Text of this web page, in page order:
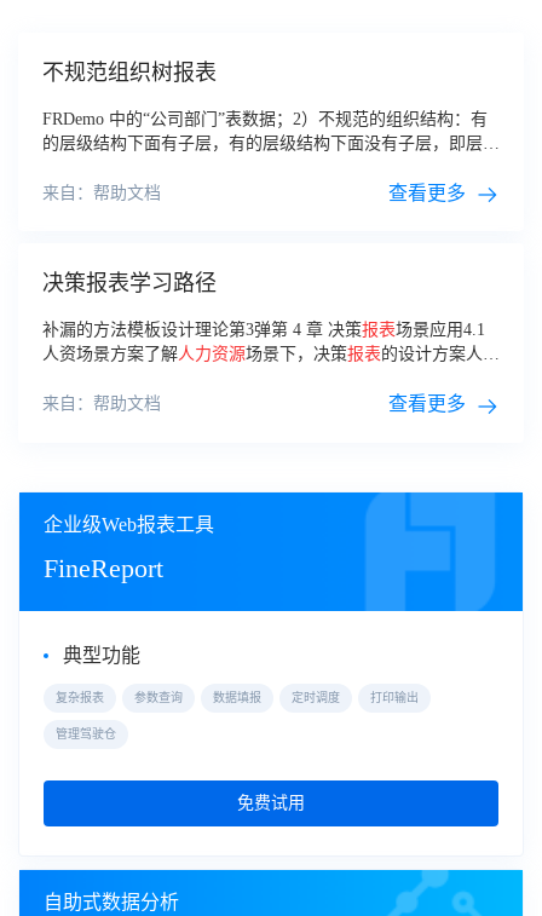
不规范组织树报表
FRDemo 中的“公司部门”表数据；2）不规范的组织结构：有
的层级结构下面有子层，有的层级结构下面没有子层，即层级
部、市场部等，
来自：帮助文档 查看更多
决策报表学习路径
补漏的方法模板设计理论第3弹第 4 章 决策报表场景应用4.1
人资场景方案了解人力资源场景下，决策报表的设计方案人资
方案销售场景方案4.3财务场景
来自：帮助文档 查看更多
企业级Web报表工具
FineReport
典型功能
复杂报表 参数查询 数据填报 定时调度 打印输出
管理驾驶仓
免费试用
自助式数据分析